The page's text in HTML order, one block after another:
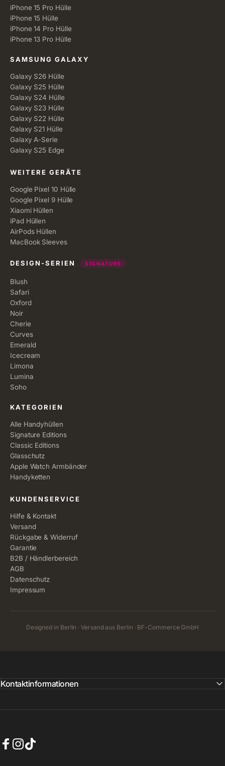
iPhone 15 Pro Hülle
iPhone 15 Hülle
iPhone 14 Pro Hülle
iPhone 13 Pro Hülle
SAMSUNG GALAXY
Galaxy S26 Hülle
Galaxy S25 Hülle
Galaxy S24 Hülle
Galaxy S23 Hülle
Galaxy S22 Hülle
Galaxy S21 Hülle
Galaxy A-Serie
Galaxy S25 Edge
WEITERE GERÄTE
Google Pixel 10 Hülle
Google Pixel 9 Hülle
Xiaomi Hüllen
iPad Hüllen
AirPods Hüllen
MacBook Sleeves
DESIGN-SERIEN SIGNATURE
Blush
Safari
Oxford
Noir
Cherie
Curves
Emerald
Icecream
Limona
Lumina
Soho
KATEGORIEN
Alle Handyhüllen
Signature Editions
Classic Editions
Glasschutz
Apple Watch Armbänder
Handyketten
KUNDENSERVICE
Hilfe & Kontakt
Versand
Rückgabe & Widerruf
Garantie
B2B / Händlerbereich
AGB
Datenschutz
Impressum
Designed in Berlin · Versand aus Berlin · BF-Commerce GmbH
Kontaktinformationen